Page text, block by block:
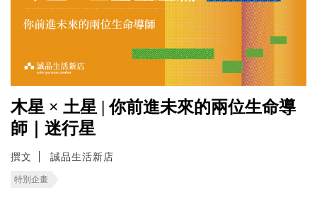
木星 × 土星 | 你前進未來的兩位生命導
師｜迷行星
撰文 誠品生活新店
特別企畫